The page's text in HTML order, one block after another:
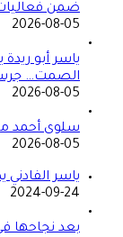
ضمن
2026-08-05
ياسر أبو
الصمت… جرس
2026-08-05
سلوى أحمد
2026-08-05
ياسر
2024-09-24
بعد نجاحها